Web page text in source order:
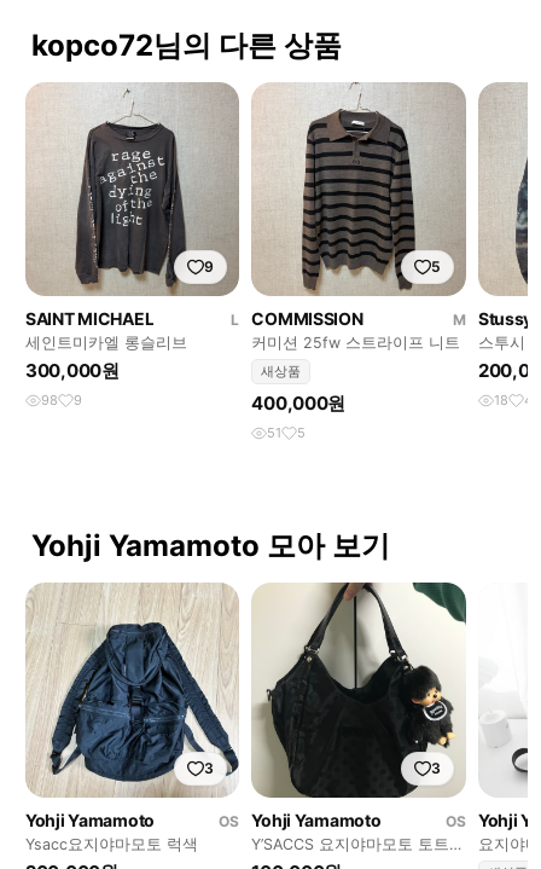
kopco72님의 다른 상품
9
SAINT MICHAEL
L
세인트미카엘 롱슬리브
300,000원
98 9
5
COMMISSION
M
커미션 25fw 스트라이프 니트
새상품
400,000원
51 5
Stussy
스투시
m
18 4
Yohji Yamamoto 모아 보기
3
Yohji Yamamoto
OS
Ysacc요지야마모토 럭색
3
Yohji Yamamoto
OS
Y’SACCS 요지야마모토 토트백
블랙
Yohji
요지야